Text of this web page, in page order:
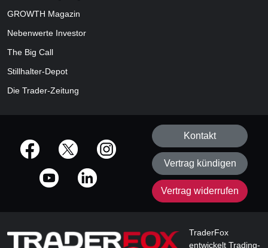
GROWTH Magazin
Nebenwerte Investor
The Big Call
Stillhalter-Depot
Die Trader-Zeitung
offizielle Social Media-Accounts
Kontakt
Vertrag kündigen
Vertrag widerrufen
TraderFox
entwickelt Trading-